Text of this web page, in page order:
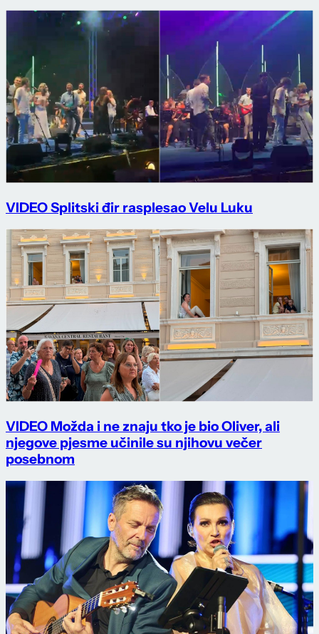
VIDEO Splitski đir rasplesao Velu Luku
VIDEO Možda i ne znaju tko je bio Oliver, ali
njegove pjesme učinile su njihovu večer
posebnom